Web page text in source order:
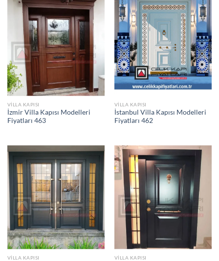
VILLA KAPISI
İzmir Villa Kapısı Modelleri
Fiyatları 463
VILLA KAPISI
İstanbul Villa Kapısı Modelleri
Fiyatları 462
VILLA KAPISI VILLA KAPISI